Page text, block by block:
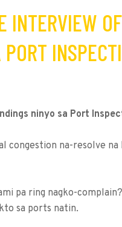
INTERVIEW
ninyo sa Port
congestion na-resolve
pa ring nagko-
sa ports natin.